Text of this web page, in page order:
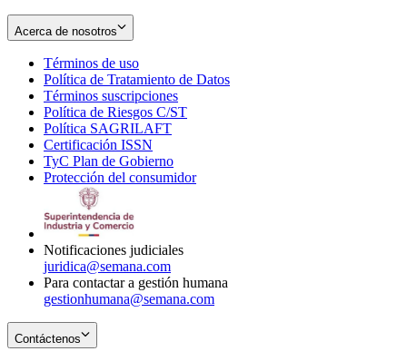
Acerca de nosotros
Términos de uso
in
new
window
Política de Tratamiento de Datos
Términos suscripciones
in
Política de Riesgos C/ST
Política SAGRILAFT
new
window
Certificación ISSN
in
new
TyC Plan de Gobierno
in
Protección del consumidorOpens
Notificaciones judiciales
juridica@semana.com
Para contactar a gestión humana
gestionhumana@semana.com
Contáctenos